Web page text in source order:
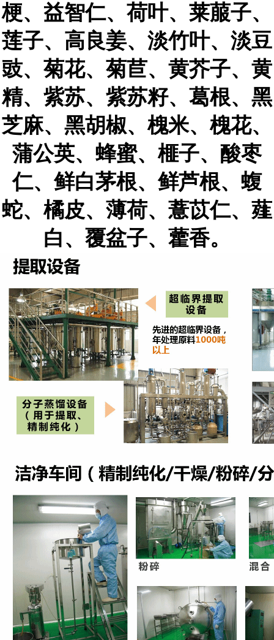
梗、益智仁、荷叶、莱菔子、
莲子、高良姜、淡竹叶、淡豆
豉、菊花、菊苣、黄芥子、黄
精、紫苏、紫苏籽、葛根、黑
芝麻、黑胡椒、槐米、槐花、
蒲公英、蜂蜜、榧子、酸枣
仁、鲜白茅根、鲜芦根、蝮
蛇、橘皮、薄荷、薏苡仁、薤
白、覆盆子、藿香。